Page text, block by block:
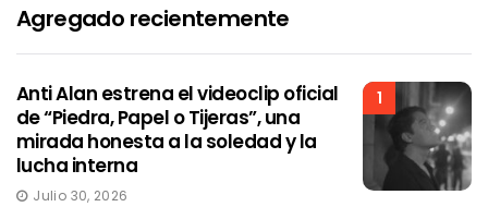
Agregado recientemente
1
Anti Alan estrena el videoclip oficial
de “Piedra, Papel o Tijeras”, una
mirada honesta a la soledad y la
lucha interna
Julio 30, 2026